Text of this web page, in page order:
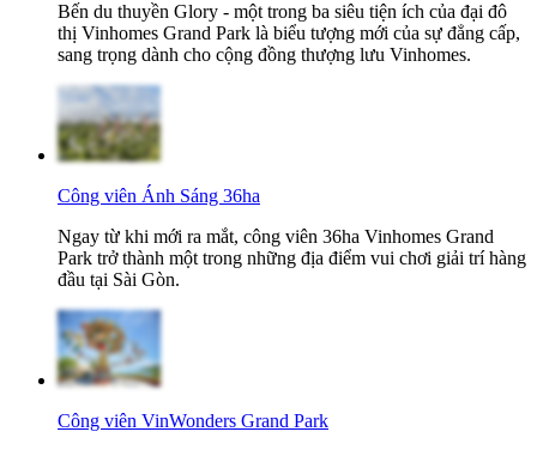
Bến du thuyền Glory - một trong ba siêu tiện ích của đại đô
thị Vinhomes Grand Park là biểu tượng mới của sự đẳng cấp,
sang trọng dành cho cộng đồng thượng lưu Vinhomes.
Công viên Ánh Sáng 36ha
Ngay từ khi mới ra mắt, công viên 36ha Vinhomes Grand
Park trở thành một trong những địa điểm vui chơi giải trí hàng
đầu tại Sài Gòn.
Công viên VinWonders Grand Park